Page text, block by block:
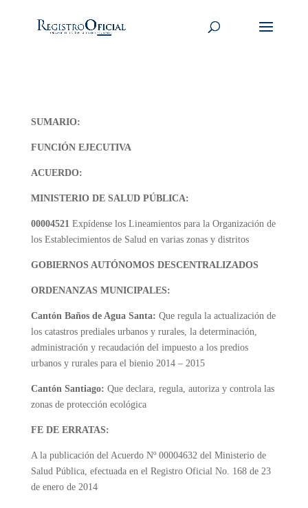
SUMARIO:
FUNCIÓN EJECUTIVA
ACUERDO:
MINISTERIO DE SALUD PÚBLICA:
00004521 Expídense los Lineamientos para la Organización de
los Establecimientos de Salud en varias zonas y distritos
GOBIERNOS AUTÓNOMOS DESCENTRALIZADOS
ORDENANZAS MUNICIPALES:
Cantón Baños de Agua Santa: Que regula la actualización de
los catastros prediales urbanos y rurales, la determinación,
administración y recaudación del impuesto a los predios
urbanos y rurales para el bienio 2014 – 2015
Cantón Santiago: Que declara, regula, autoriza y controla las
zonas de protección ecológica
FE DE ERRATAS:
A la publicación del Acuerdo Nº 00004632 del Ministerio de
Salud Pública, efectuada en el Registro Oficial No. 168 de 23
de enero de 2014